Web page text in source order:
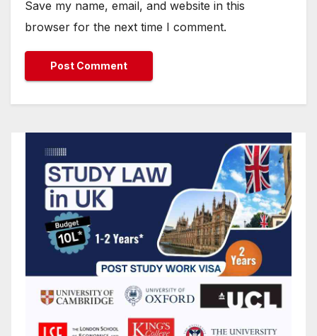
Save my name, email, and website in this
browser for the next time I comment.